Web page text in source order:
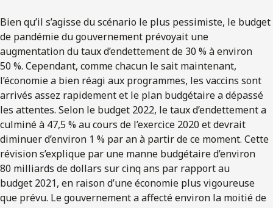
Bien qu’il s’agisse du scénario le plus pessimiste, le budget
de pandémie du gouvernement prévoyait une
augmentation du taux d’endettement de 30 % à environ
50 %. Cependant, comme chacun le sait maintenant,
l’économie a bien réagi aux programmes, les vaccins sont
arrivés assez rapidement et le plan budgétaire a dépassé
les attentes. Selon le budget 2022, le taux d’endettement a
culminé à 47,5 % au cours de l’exercice 2020 et devrait
diminuer d’environ 1 % par an à partir de ce moment. Cette
révision s’explique par une manne budgétaire d’environ
80 milliards de dollars sur cinq ans par rapport au
budget 2021, en raison d’une économie plus vigoureuse
que prévu. Le gouvernement a affecté environ la moitié de